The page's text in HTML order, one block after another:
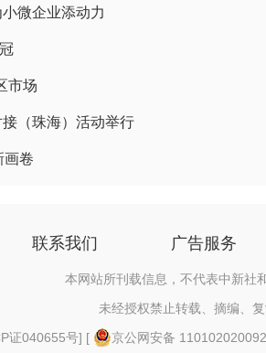
微企业添动力
市场
（珠海）活动举行
画卷
联系我们 广告服务
本网站所刊载信息，不代表中新社
未经授权禁止转载、摘编、
证040655号] [ 京公网安备